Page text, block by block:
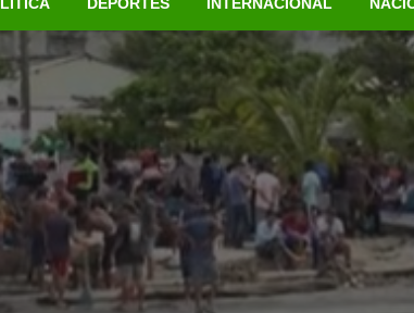
DEPORTES INTERNACIONAL